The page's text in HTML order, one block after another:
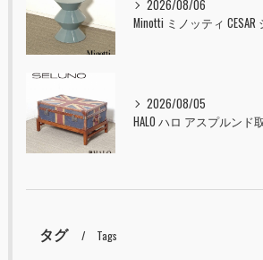
2026/08/06
2026/08/05
タグ Tags